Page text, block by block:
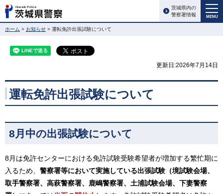
MENU
茨城県内の
警察署情報
ホーム > お知らせ > 運転免許出張試験について
更新日:2026年7月14日
運転免許出張試験について
8月中の出張試験について
8月は免許センターにおける免許試験受験希望者が増加する繁忙期に
入るため、 警察署等において実施している出張試験（境試験会場、
取手警察署、高萩警察署、鹿嶋警察署、土浦試験会場、下妻警察